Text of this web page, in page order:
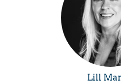
Lill